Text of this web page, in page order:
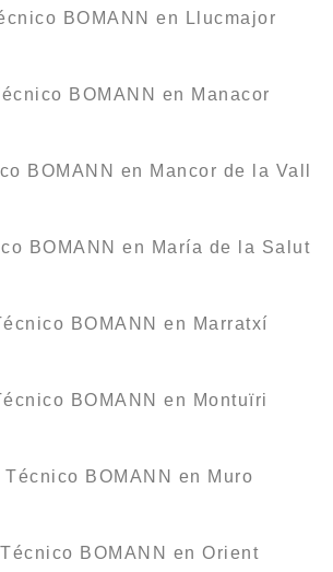
BOMANN en Llucmajor
BOMANN en Manacor
BOMANN en Mancor de la Vall
BOMANN en María de la Salut
BOMANN en Marratxí
BOMANN en Montuïri
BOMANN en Muro
BOMANN en Orient